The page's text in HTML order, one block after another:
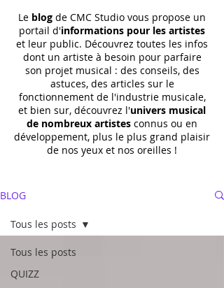
Le blog de CMC Studio vous propose un
portail d'informations pour les artistes
et leur public. Découvrez toutes les infos
dont un artiste à besoin pour parfaire
son projet musical : des conseils, des
astuces, des articles sur le
fonctionnement de l'industrie musicale,
et bien sur, découvrez l'univers musical
de nombreux artistes connus ou en
développement, plus le plus grand plaisir
de nos yeux et nos oreilles !
BLOG
Tous les posts
QUIZZ
Tous les posts